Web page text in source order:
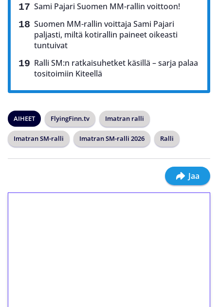
Sami Pajari Suomen MM-rallin voittoon!
Suomen MM-rallin voittaja Sami Pajari
paljasti, miltä kotirallin paineet oikeasti
tuntuivat
Ralli SM:n ratkaisuhetket käsillä – sarja palaa
tositoimiin Kiteellä
AIHEET FlyingFinn.tv Imatran ralli
Imatran SM-ralli Imatran SM-ralli 2026 Ralli
Jaa